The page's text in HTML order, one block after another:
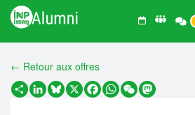
← Retour aux offres
PartagerLinkedIn
Bluesky
X Facebook
WhatsApp
WeChatMastodon